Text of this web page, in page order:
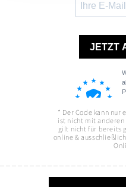
* Der Code kann nur
ist nicht mit anderen
gilt nicht für bereits
online &